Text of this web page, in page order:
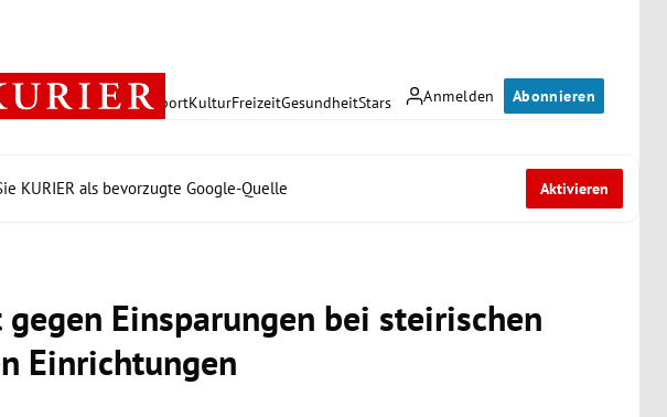
Anmelden Abonnieren
PolitikWirtschaft SportKulturFreizeitGesundheitStars
KURIER als bevorzugte Google-Quelle Aktivieren
gegen Einsparungen bei steirischen
Einrichtungen